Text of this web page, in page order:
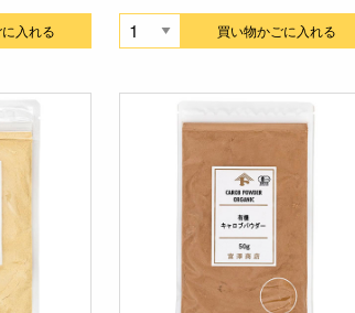
入れる
買い物かごに入れる